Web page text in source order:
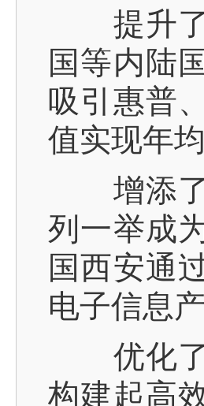
提升了
国等内陆
吸引惠普
值实现年
增添了
列一举成
国西安通
电子信息
优化了
构建起高